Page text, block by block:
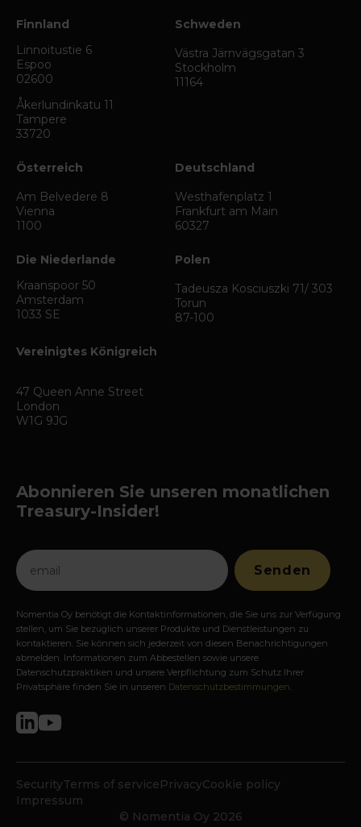
Finnland
Linnoitustie 6
Espoo
02600
Åkerlundinkatu 11
Tampere
33720
Schweden
Västra Järnvägsgatan 3
Stockholm
11164
Österreich
Am Belvedere 8
Vienna
1100
Deutschland
Westhafenplatz 1
Frankfurt am Main
60327
Die Niederlande
Kraanspoor 50
Amsterdam
1033 SE
Polen
Tadeusza Kosciuszki 71/ 303
Torun
87-100
Vereinigtes Königreich
47 Queen Anne Street
London
W1G 9JG
Abonnieren Sie unseren monatlichen
Treasury-Insider!
Nomentia Oy benötigt die Kontaktinformationen, die Sie uns zur Verfügung
stellen, um Sie bezüglich unserer Produkte und Dienstleistungen zu
kontaktieren. Sie können sich jederzeit von diesen Benachrichtigungen
abmelden. Informationen zum Abbestellen sowie unsere
Datenschutzpraktiken und unsere Verpflichtung zum Schutz Ihrer
Privatsphäre finden Sie in unseren Datenschutzbestimmungen.
SecurityTerms of servicePrivacyCookie policy
Impressum
© Nomentia Oy 2026